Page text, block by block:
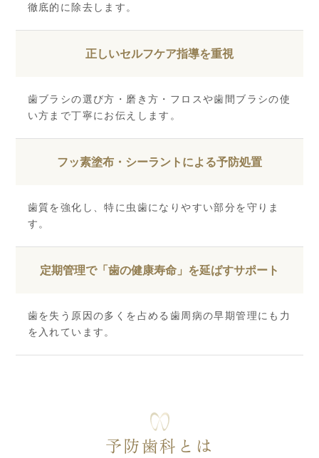
徹底的に除去します。
正しいセルフケア指導を重視
歯ブラシの選び方・磨き方・フロスや歯間ブラシの使
い方まで丁寧にお伝えします。
フッ素塗布・シーラントによる予防処置
歯質を強化し、特に虫歯になりやすい部分を守りま
す。
定期管理で「歯の健康寿命」を延ばすサポート
歯を失う原因の多くを占める歯周病の早期管理にも力
を入れています。
予防歯科とは